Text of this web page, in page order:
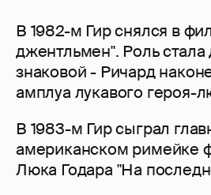
В 1982-м Гир снялся в
джентльмен". Роль стала
знаковой - Ричард
амплуа лукавого героя-
В 1983-м Гир сыграл
американском римейке
Люка Годара "На